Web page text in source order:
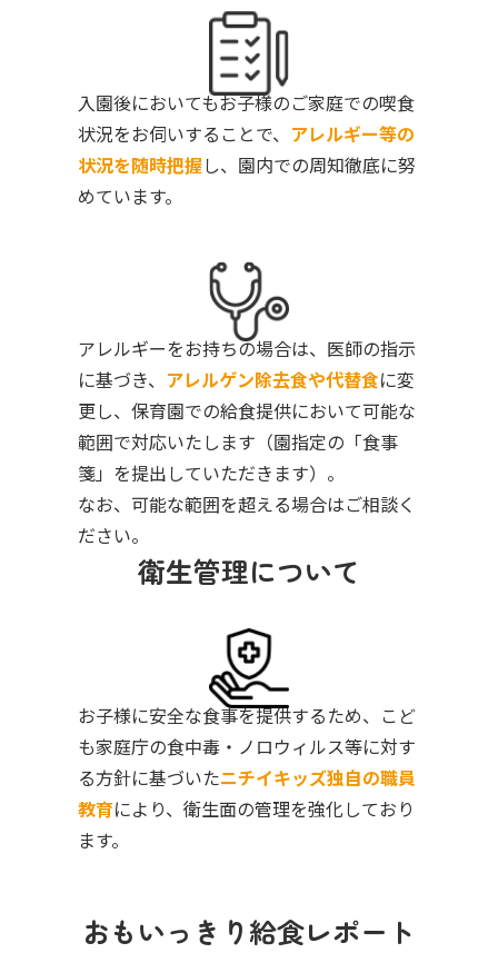
入園後においてもお子様のご家庭での喫食
状況をお伺いすることで、 アレルギー等の
状況を随時把握し、園内での周知徹底に努
めています。
アレルギーをお持ちの場合は、医師の指示
に基づき、 アレルゲン除去食や代替食に変
更し、保育園での給食提供において可能な
範囲で対応いたします（園指定の「食事
箋」を提出していただきます）。
なお、可能な範囲を超える場合はご相談く
ださい。
衛生管理について
お子様に安全な食事を提供するため、こど
も家庭庁の食中毒・ノロウィルス等に対す
る方針に基づいたニチイキッズ独自の職員
教育により、衛生面の管理を強化しており
ます。
おもいっきり給食レポート